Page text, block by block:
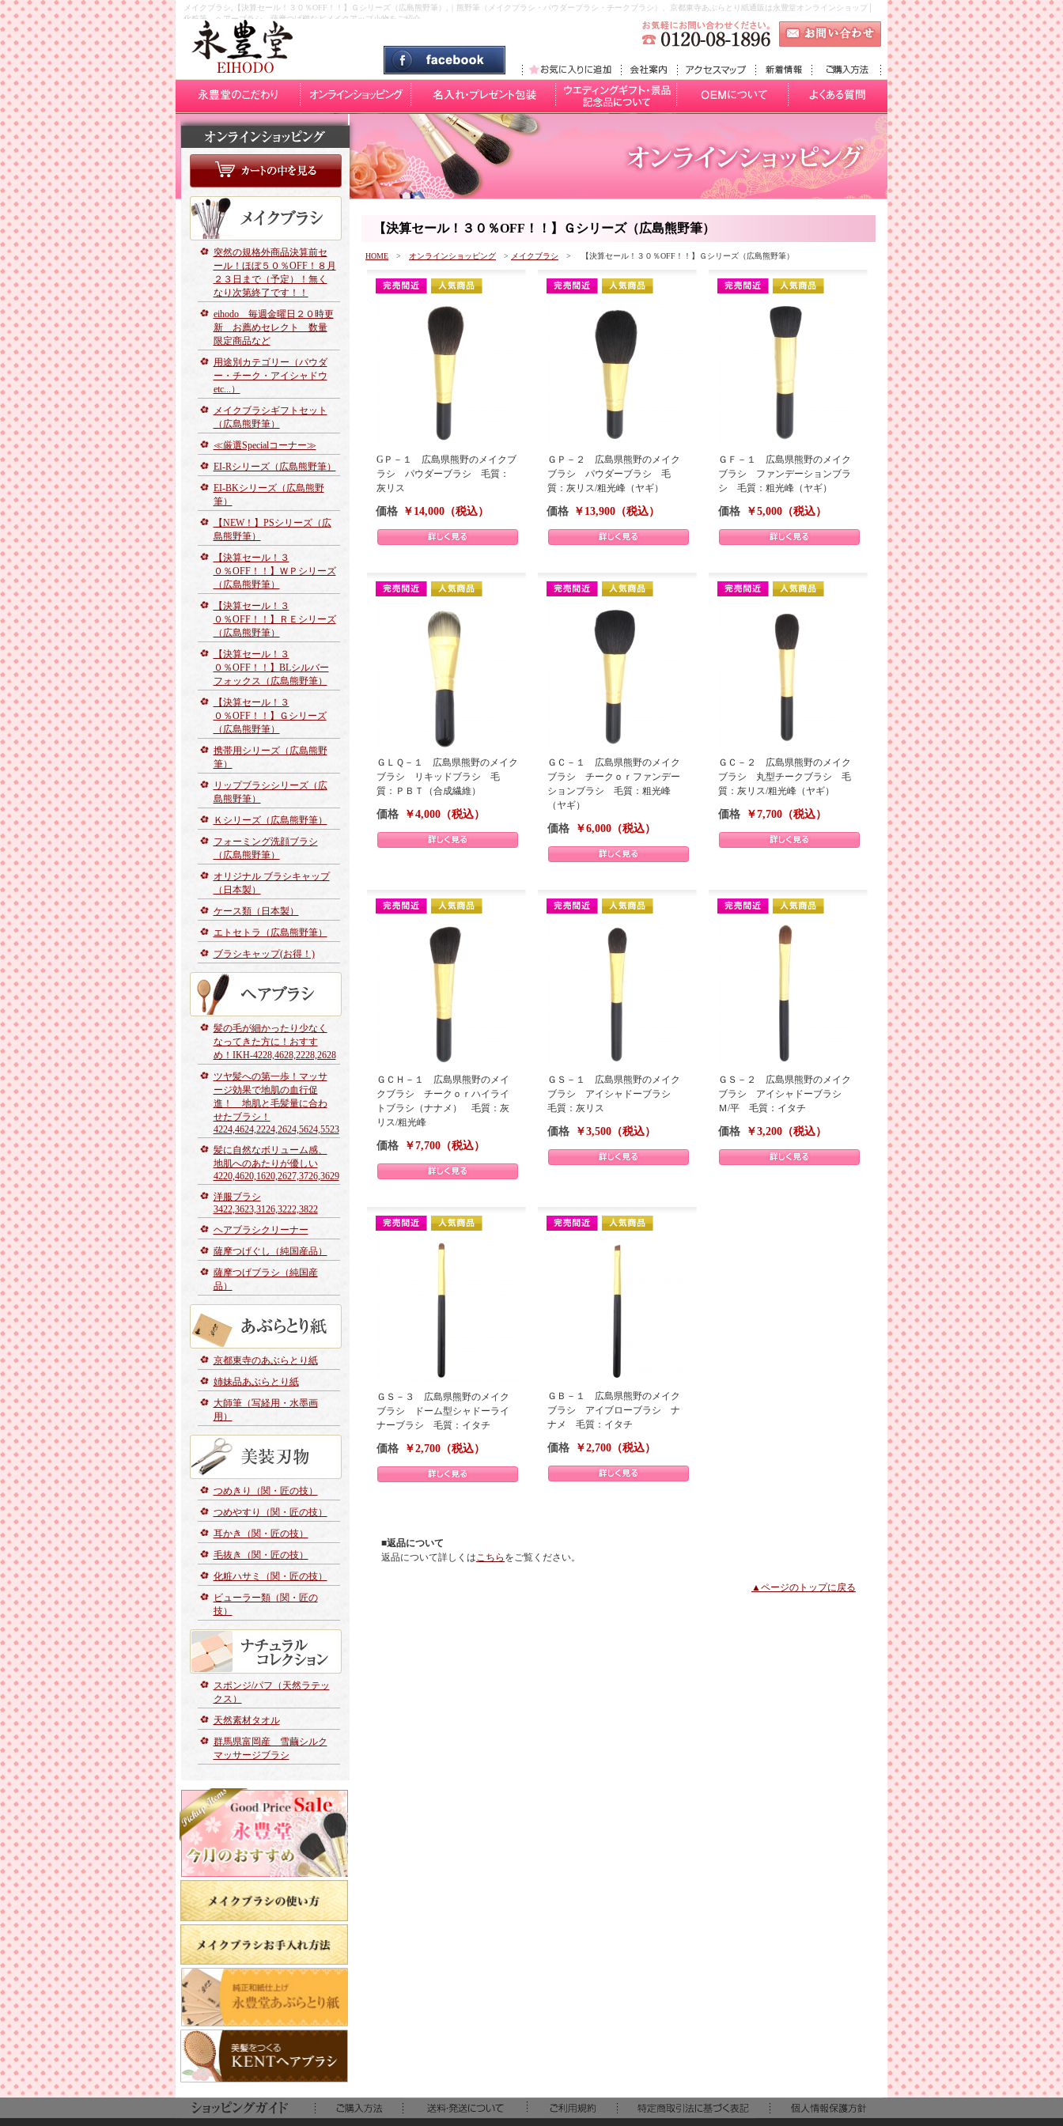
メイクブラシ,【決算セール！３０％OFF！！】Ｇシリーズ（広島熊野筆）,｜熊野筆（メイクブラシ・パウダーブラシ・チークブラシ）、京都東寺あぶらとり紙通販は永豊堂オンラインショップ│
化粧筆、ヘアーブラシ、薩摩つげ櫛などメイクアップ小物をご紹介。
突然の規格外商品決算前セ
ール！ほぼ５０％OFF！８月
２３日まで（予定）！無く
なり次第終了です！！
eihodo 毎週金曜日２０時更
新 お薦めセレクト 数量
限定商品など
用途別カテゴリー（パウダ
ー・チーク・アイシャドウ
etc...）
メイクブラシギフトセット
（広島熊野筆）
≪厳選Specialコーナー≫
EI-Rシリーズ（広島熊野筆）
EI-BKシリーズ（広島熊野
筆）
【NEW！】PSシリーズ（広
島熊野筆）
【決算セール！３
０％OFF！！】ＷＰシリーズ
（広島熊野筆）
【決算セール！３
０％OFF！！】ＲＥシリーズ
（広島熊野筆）
【決算セール！３
０％OFF！！】BLシルバー
フォックス（広島熊野筆）
【決算セール！３
０％OFF！！】Ｇシリーズ
（広島熊野筆）
携帯用シリーズ（広島熊野
筆）
リップブラシシリーズ（広
島熊野筆）
Ｋシリーズ（広島熊野筆）
フォーミング洗顔ブラシ
（広島熊野筆）
オリジナル ブラシキャップ
（日本製）
ケース類（日本製）
エトセトラ（広島熊野筆）
ブラシキャップ(お得！)
髪の毛が細かったり少なく
なってきた方に！おすす
め！IKH-4228,4628,2228,2628
ツヤ髪への第一歩！マッサ
ージ効果で地肌の血行促
進！ 地肌と毛髪量に合わ
せたブラシ！
4224,4624,2224,2624,5624,5523
髪に自然なボリューム感、
地肌へのあたりが優しい
4220,4620,1620,2627,3726,3629
洋服ブラシ
3422,3623,3126,3222,3822
ヘアブラシクリーナー
薩摩つげぐし（純国産品）
薩摩つげブラシ（純国産
品）
京都東寺のあぶらとり紙
姉妹品あぶらとり紙
大師筆（写経用・水墨画
用）
つめきり（関・匠の技）
つめやすり（関・匠の技）
耳かき（関・匠の技）
毛抜き（関・匠の技）
化粧ハサミ（関・匠の技）
ビューラー類（関・匠の
技）
スポンジ/パフ（天然ラテッ
クス）
天然素材タオル
群馬県富岡産 雪繭シルク
マッサージブラシ
【決算セール！３０％OFF！！】Ｇシリーズ（広島熊野筆）
HOME > オンラインショッピング > メイクブラシ > 【決算セール！３０％OFF！！】Ｇシリーズ（広島熊野筆）
GＰ－１ 広島県熊野のメイクブ
ラシ パウダーブラシ 毛質：
灰リス
価格 ￥14,000（税込）
ＧＰ－２ 広島県熊野のメイク
ブラシ パウダーブラシ 毛
質：灰リス/粗光峰（ヤギ）
価格 ￥13,900（税込）
ＧＦ－１ 広島県熊野のメイク
ブラシ ファンデーションブラ
シ 毛質：粗光峰（ヤギ）
価格 ￥5,000（税込）
ＧＬＱ－１ 広島県熊野のメイク
ブラシ リキッドブラシ 毛
質：ＰＢＴ（合成繊維）
価格 ￥4,000（税込）
ＧＣ－１ 広島県熊野のメイク
ブラシ チークｏｒファンデー
ションブラシ 毛質：粗光峰
（ヤギ）
価格 ￥6,000（税込）
ＧＣ－２ 広島県熊野のメイク
ブラシ 丸型チークブラシ 毛
質：灰リス/粗光峰（ヤギ）
価格 ￥7,700（税込）
ＧＣＨ－１ 広島県熊野のメイ
クブラシ チークｏｒハイライ
トブラシ（ナナメ） 毛質：灰
リス/粗光峰
価格 ￥7,700（税込）
ＧＳ－１ 広島県熊野のメイク
ブラシ アイシャドーブラシ
毛質：灰リス
価格 ￥3,500（税込）
ＧＳ－２ 広島県熊野のメイク
ブラシ アイシャドーブラシ
Ｍ/平 毛質：イタチ
価格 ￥3,200（税込）
ＧＳ－３ 広島県熊野のメイク
ブラシ ドーム型シャドーライ
ナーブラシ 毛質：イタチ
価格 ￥2,700（税込）
ＧＢ－１ 広島県熊野のメイク
ブラシ アイブローブラシ ナ
ナメ 毛質：イタチ
価格 ￥2,700（税込）
■返品について
返品について詳しくはこちら をご覧ください。
▲ページのトップに戻る